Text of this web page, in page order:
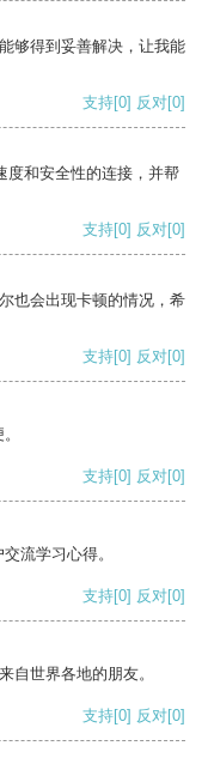
够得到妥善解决，让我能
支持[0] 反对[0]
度和安全性的连接，并帮
支持[0] 反对[0]
也会出现卡顿的情况，希
支持[0] 反对[0]
支持[0] 反对[0]
流学习心得。
支持[0] 反对[0]
自世界各地的朋友。
支持[0] 反对[0]